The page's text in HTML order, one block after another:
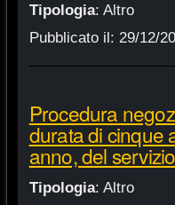
Tipologia: Altro
Pubblicato il: 29/12/
Procedura
durata di cinque
anno, del
Tipologia: Altro